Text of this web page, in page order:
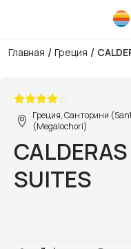
Главная / Греция /
Греция, Санторини
(Megalochori)
SUITES